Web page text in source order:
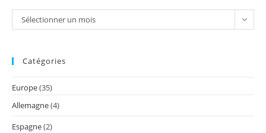
Archives
Sélectionner un mois
Catégories
Europe(35)
Allemagne(4)
Espagne(2)